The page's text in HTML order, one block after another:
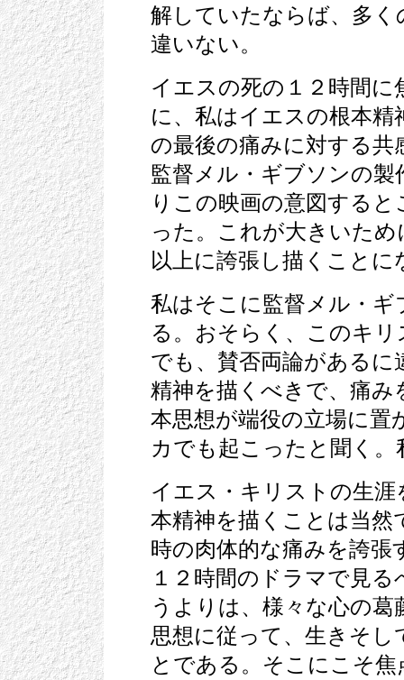
解していたならば、多
違いない。
イエスの死の１２時間
に、私はイエスの根本
の最後の痛みに対する
監督メル・ギブソンの
りこの映画の意図する
った。これが大きいた
以上に誇張し描くこと
私はそこに監督メル・
る。おそらく、このキ
でも、賛否両論がある
精神を描くべきで、痛
本思想が端役の立場に
カでも起こったと聞く
イエス・キリストの生
本精神を描くことは当
時の肉体的な痛みを誇
１２時間のドラマで見
うよりは、様々な心の
思想に従って、生きそ
とである。そこにこそ